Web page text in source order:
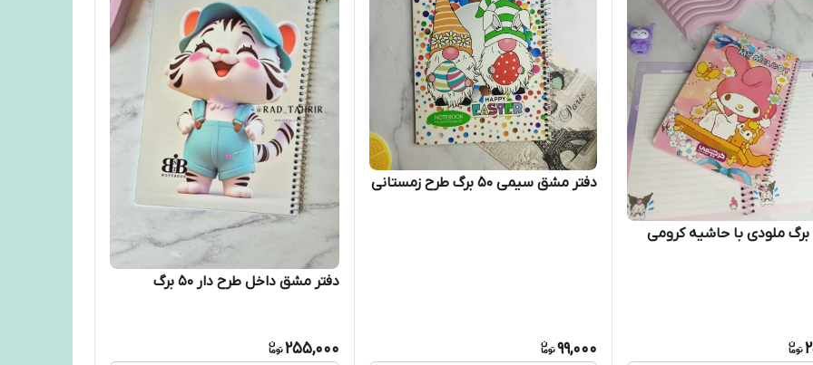
دفتر مشق سیمی ۵۰ برگ طرح زمستانی
99,000
دفتر مشق داخل طرح دار ۵۰ برگ
255,000